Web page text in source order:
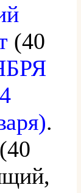
(40
.
(40